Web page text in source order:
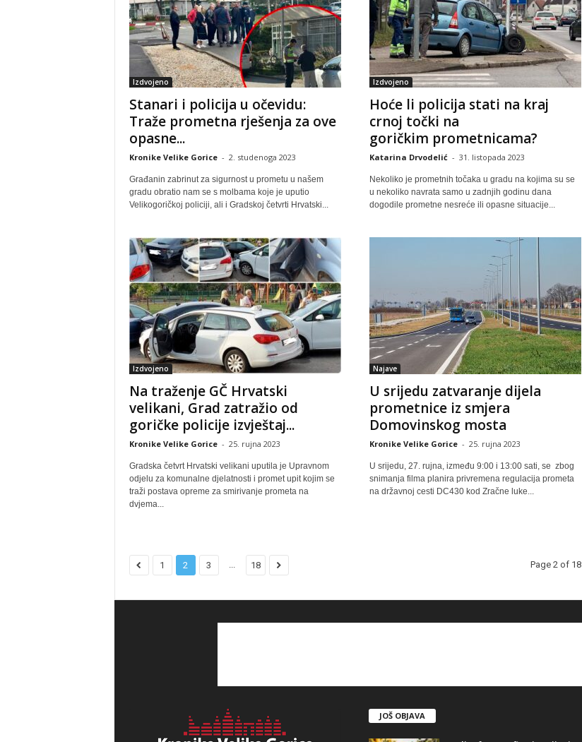
Izdvojeno
Stanari i policija u očevidu:
Traže prometna rješenja za ove
opasne...
Kronike Velike Gorice - 2. studenoga 2023
Građanin zabrinut za sigurnost u prometu u našem
gradu obratio nam se s molbama koje je uputio
Velikogoričkoj policiji, ali i Gradskoj četvrti Hrvatski...
Izdvojeno
Hoće li policija stati na kraj
crnoj točki na
goričkim prometnicama?
Katarina Drvodelić - 31. listopada 2023
Nekoliko je prometnih točaka u gradu na kojima su se
u nekoliko navrata samo u zadnjih godinu dana
dogodile prometne nesreće ili opasne situacije...
Izdvojeno
Na traženje GČ Hrvatski
velikani, Grad zatražio od
goričke policije izvještaj...
Kronike Velike Gorice - 25. rujna 2023
Gradska četvrt Hrvatski velikani uputila je Upravnom
odjelu za komunalne djelatnosti i promet upit kojim se
traži postava opreme za smirivanje prometa na
dvjema...
Najave
U srijedu zatvaranje dijela
prometnice iz smjera
Domovinskog mosta
Kronike Velike Gorice - 25. rujna 2023
U srijedu, 27. rujna, između 9:00 i 13:00 sati, se zbog
snimanja filma planira privremena regulacija prometa
na državnoj cesti DC430 kod Zračne luke...
1 2 3 ... 18 Page 2 of 18
JOŠ OBJAVA